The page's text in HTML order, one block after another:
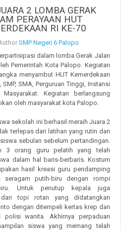
2 LOMBA GERAK
PERAYAAN HUT
RI KE-70
SMP Negeri 6 Palopo
dalam lomba Gerak Jalan
Pemerintah Kota Palopo. Kegiatan
menyambut HUT Kemerdekaan
SMA, Perguruan Tinggi, Instansi
Kegiatan berlangsung
oleh masyarakat kota Palopo.
sekolah ini berhasil meraih Juara 2
terlepas dari latihan yang rutin dan
sebulan sebelum pertandingan.
3 orang guru pelatih yang telah
dalam hal baris-berbaris. Kostum
hasil kreasi guru pendamping
seragam putih-biru dengan rompi
Untuk penutup kepala juga
topi rotan yang didatangkan
dengan ditempeli kertas krep dan
polisi wanita. Akhirnya perpaduan
siswa yang memang telah